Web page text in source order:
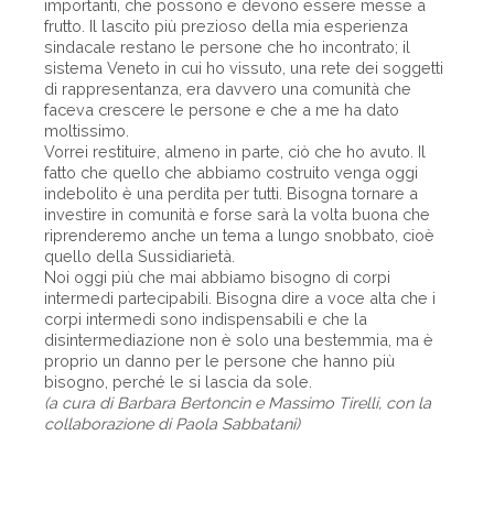
importanti, che possono e devono essere messe a
frutto. Il lascito più prezioso della mia esperienza
sindacale restano le persone che ho incontrato; il
sistema Veneto in cui ho vissuto, una rete dei soggetti
di rappresentanza, era davvero una comunità che
faceva crescere le persone e che a me ha dato
moltissimo.
Vorrei restituire, almeno in parte, ciò che ho avuto. Il
fatto che quello che abbiamo costruito venga oggi
indebolito è una perdita per tutti. Bisogna tornare a
investire in comunità e forse sarà la volta buona che
riprenderemo anche un tema a lungo snobbato, cioè
quello della Sussidiarietà.
Noi oggi più che mai abbiamo bisogno di corpi
intermedi partecipabili. Bisogna dire a voce alta che i
corpi intermedi sono indispensabili e che la
disintermediazione non è solo una bestemmia, ma è
proprio un danno per le persone che hanno più
bisogno, perché le si lascia da sole.
(a cura di Barbara Bertoncin e Massimo Tirelli, con la
collaborazione di Paola Sabbatani)